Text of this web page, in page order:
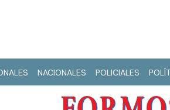
NACIONALES POLICIALES